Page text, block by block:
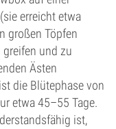
erreicht etwa
großen Töpfen
greifen und zu
Ästen
die Blütephase von
etwa 45–55 Tage.
ist,